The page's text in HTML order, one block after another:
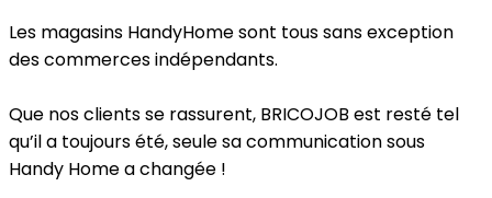
Les magasins HandyHome sont tous sans exception
des commerces indépendants.
Que nos clients se rassurent, BRICOJOB est resté tel
qu’il a toujours été, seule sa communication sous
Handy Home a changée !